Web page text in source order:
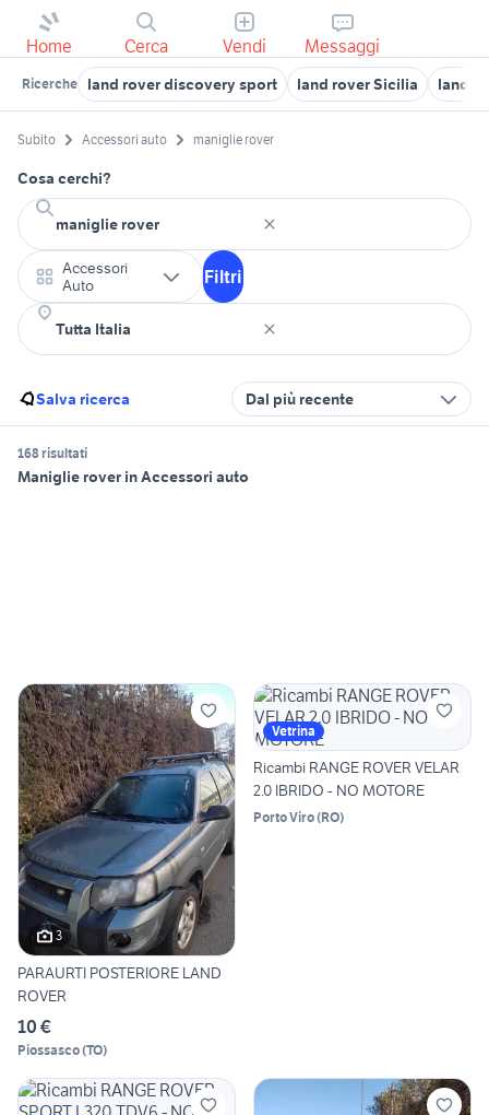
Home Cerca Vendi Messaggi
Ricerche land rover discovery sport land rover Sicilia land
Subito Accessori auto maniglie rover
Cosa cerchi?
Accessori
Auto
Filtri
Salva ricerca Dal più recente
168 risultati
Maniglie rover in Accessori auto
3
PARAURTI POSTERIORE LAND
ROVER
10 €
Piossasco(TO)
Vetrina
Ricambi RANGE ROVER VELAR
2.0 IBRIDO - NO MOTORE
Porto Viro(RO)